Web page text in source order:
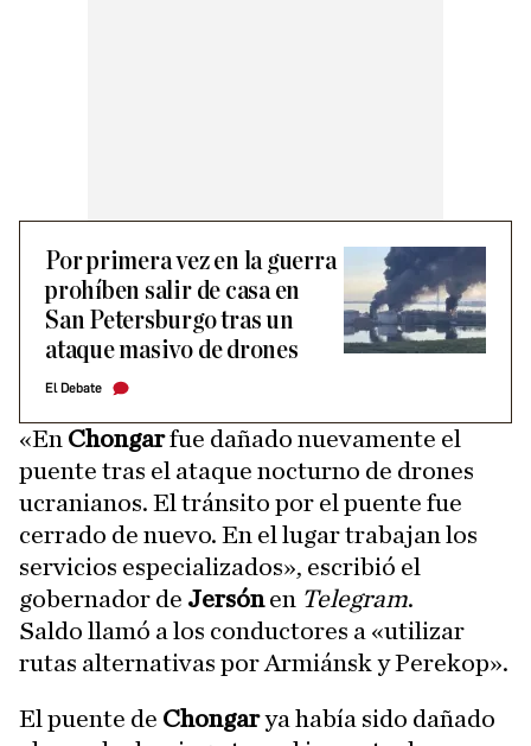
Por primera vez en la guerra
prohíben salir de casa en
San Petersburgo tras un
ataque masivo de drones
El Debate
«En Chongarfue dañado nuevamente el
puente tras el ataque nocturno de drones
ucranianos. El tránsito por el puente fue
cerrado de nuevo. En el lugar trabajan los
servicios especializados», escribió el
gobernador de Jersónen Telegram.
Saldo llamó a los conductores a «utilizar
rutas alternativas por Armiánsk y Perekop».
El puente de Chongarya había sido dañado